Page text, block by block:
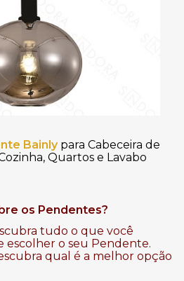
Bainlypara Cabeceira de
Quartos e Lavabo
os Pendentes?
tudo o que você
escolher o seu Pendente.
qual é a melhor opção